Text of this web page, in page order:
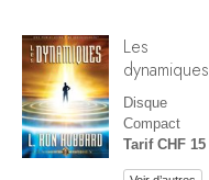
Les
dynamiques
Disque
Compact
Tarif CHF 15